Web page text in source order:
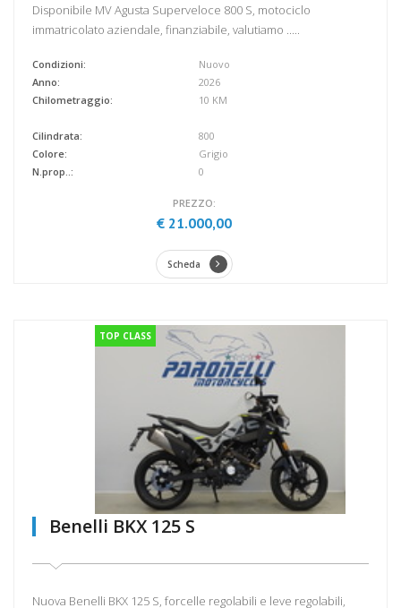
Disponibile MV Agusta Superveloce 800 S, motociclo
immatricolato aziendale, finanziabile, valutiamo .....
Condizioni:
Anno:
Chilometraggio:
Nuovo
2026
10 KM
Cilindrata:
Colore:
N.prop..:
800
Grigio
0
PREZZO:
€ 21.000,00
Scheda
TOP CLASS
Benelli BKX 125 S
Nuova Benelli BKX 125 S, forcelle regolabili e leve regolabili,